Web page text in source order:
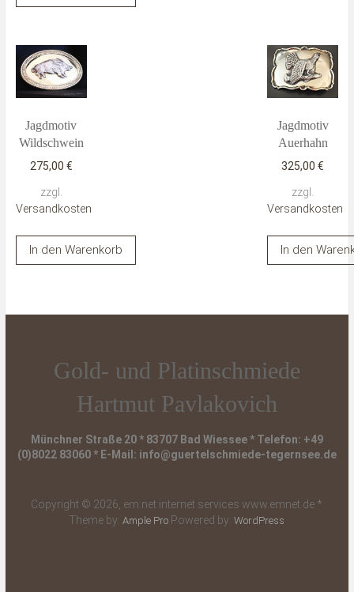
Jagdmotiv
Wildschwein
275,00 €
zzgl.
Versandkosten
In den Warenkorb
Jagdmotiv
Auerhahn
325,00€
zzgl.
Versandkosten
In den
Gold- und Platinschmiede
Hartmut Pavlakovich
Münchner Straße 20 * 83707 Bad Wiessee * Telefon: +49
(0)8022 83060 * E-Mail: info@guertelschmiede-tegernsee.de
Copyright © 2026, em:net internet services www.emnet.de *
Theme by:Ample Pro Powered by:WordPress